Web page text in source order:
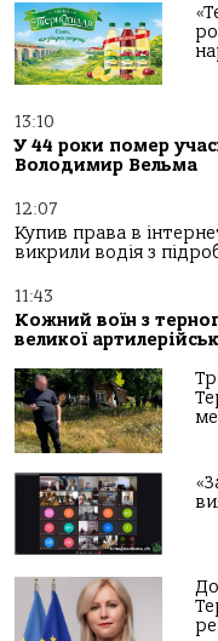
13:10
У 44 роки помер
Володимир Вельма
12:07
Купив права в
викрили водія з
11:43
Кожний воїн з
великої